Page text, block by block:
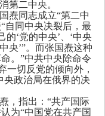
第二中央。
焘同志成立“第二中
自同中央决裂后，最
‘党的中央’、‘中央
央’”。而张国焘这种
。”中共中央除命令
一切反党的倾向外，
央政治局在俄界的决
，指出：“共产国际
为“中国党在共产国